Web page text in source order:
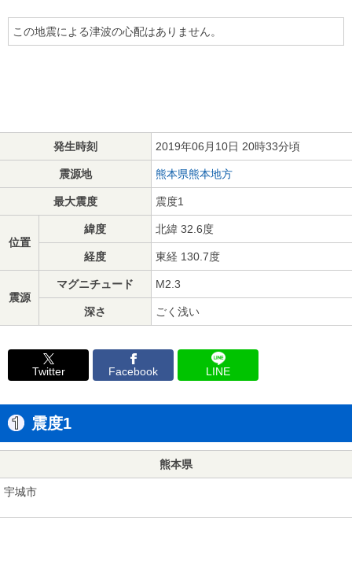
この地震による津波の心配はありません。
発生時刻 2019年06月10日 20時33分頃
震源地 熊本県熊本地方
最大震度 震度1
位置
緯度 北緯 32.6度
経度 東経 130.7度
震源
マグニチュード M2.3
深さ ごく浅い
Twitter Facebook LINE
震度1
熊本県
宇城市